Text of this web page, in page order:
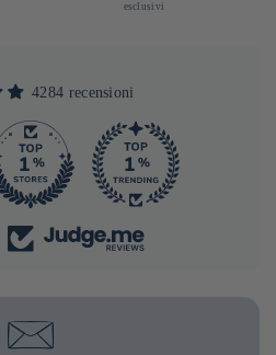
esclusivi
4284 recensioni